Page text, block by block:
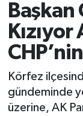
Başkan
Körfez
gündeminde
üzerine, AK